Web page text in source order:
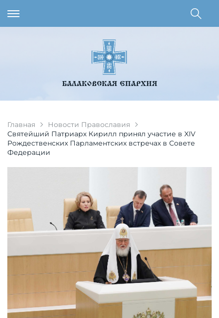
БАЛАКОВСКАЯ ЕПАРХИЯ
Главная
Новости Православия
Святейший Патриарх Кирилл принял участие в XIV
Рождественских Парламентских встречах в Совете
Федерации